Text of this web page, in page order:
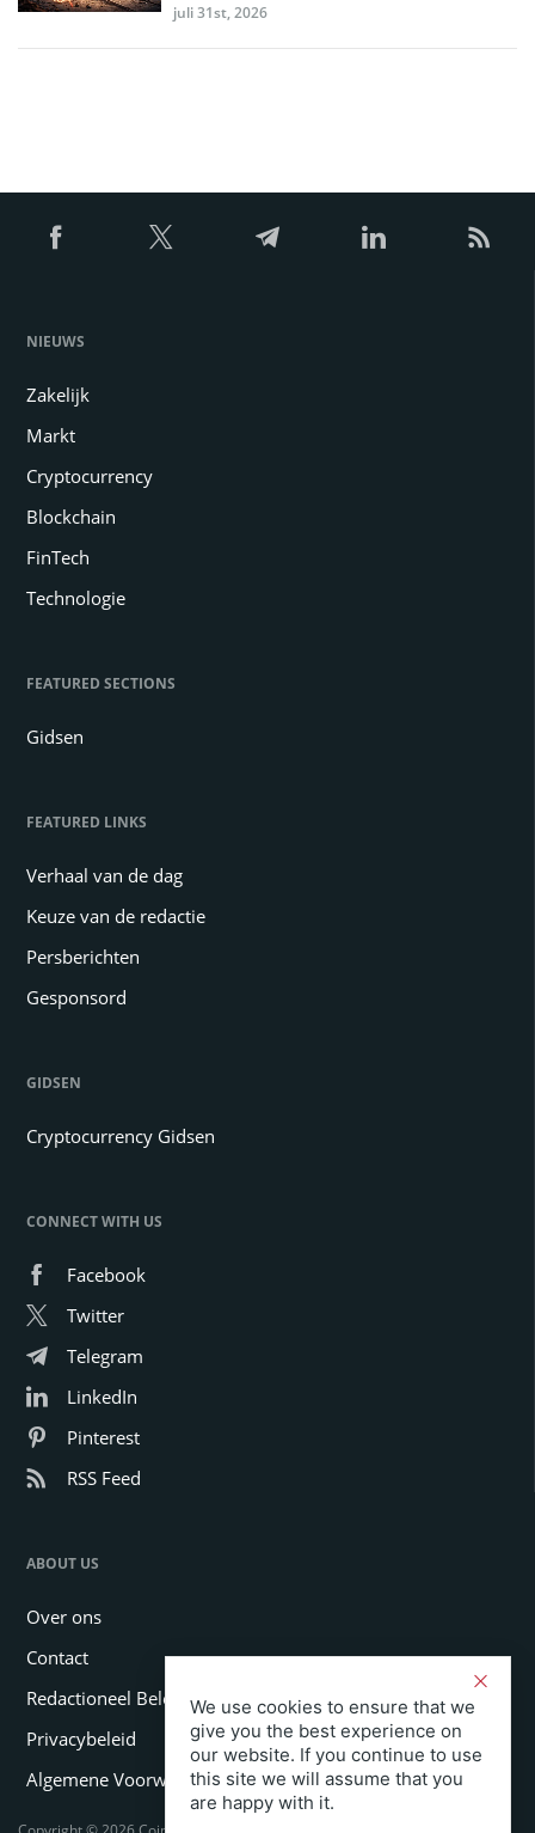
juli 31st, 2026
NIEUWS
Zakelijk
Markt
Cryptocurrency
Blockchain
FinTech
Technologie
FEATURED SECTIONS
Gidsen
FEATURED LINKS
Verhaal van de dag
Keuze van de redactie
Persberichten
Gesponsord
GIDSEN
Cryptocurrency Gidsen
CONNECT WITH US
Facebook
Twitter
Telegram
LinkedIn
Pinterest
RSS Feed
ABOUT US
Over ons
Contact
Redactioneel Beleid
Privacybeleid
Algemene Voorwaarden
We use cookies to ensure that we
give you the best experience on
our website. If you continue to use
this site we will assume that you
are happy with it.